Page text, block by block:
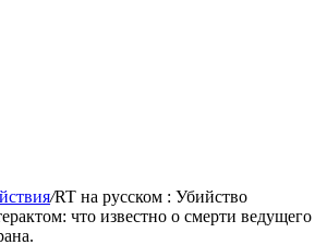
/RT на русском : Убийство
что известно о смерти ведущего